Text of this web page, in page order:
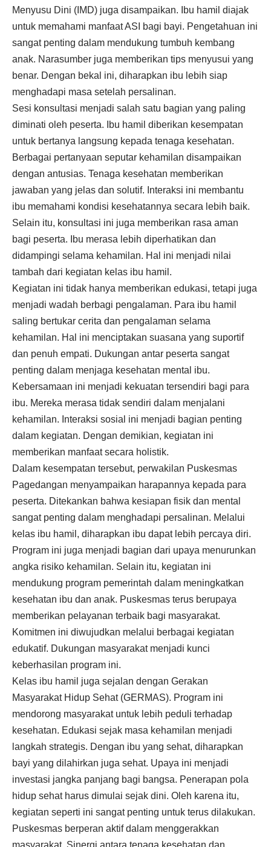
Menyusu Dini (IMD) juga disampaikan. Ibu hamil diajak
untuk memahami manfaat ASI bagi bayi. Pengetahuan ini
sangat penting dalam mendukung tumbuh kembang
anak. Narasumber juga memberikan tips menyusui yang
benar. Dengan bekal ini, diharapkan ibu lebih siap
menghadapi masa setelah persalinan.
Sesi konsultasi menjadi salah satu bagian yang paling
diminati oleh peserta. Ibu hamil diberikan kesempatan
untuk bertanya langsung kepada tenaga kesehatan.
Berbagai pertanyaan seputar kehamilan disampaikan
dengan antusias. Tenaga kesehatan memberikan
jawaban yang jelas dan solutif. Interaksi ini membantu
ibu memahami kondisi kesehatannya secara lebih baik.
Selain itu, konsultasi ini juga memberikan rasa aman
bagi peserta. Ibu merasa lebih diperhatikan dan
didampingi selama kehamilan. Hal ini menjadi nilai
tambah dari kegiatan kelas ibu hamil.
Kegiatan ini tidak hanya memberikan edukasi, tetapi juga
menjadi wadah berbagi pengalaman. Para ibu hamil
saling bertukar cerita dan pengalaman selama
kehamilan. Hal ini menciptakan suasana yang suportif
dan penuh empati. Dukungan antar peserta sangat
penting dalam menjaga kesehatan mental ibu.
Kebersamaan ini menjadi kekuatan tersendiri bagi para
ibu. Mereka merasa tidak sendiri dalam menjalani
kehamilan. Interaksi sosial ini menjadi bagian penting
dalam kegiatan. Dengan demikian, kegiatan ini
memberikan manfaat secara holistik.
Dalam kesempatan tersebut, perwakilan Puskesmas
Pagedangan menyampaikan harapannya kepada para
peserta. Ditekankan bahwa kesiapan fisik dan mental
sangat penting dalam menghadapi persalinan. Melalui
kelas ibu hamil, diharapkan ibu dapat lebih percaya diri.
Program ini juga menjadi bagian dari upaya menurunkan
angka risiko kehamilan. Selain itu, kegiatan ini
mendukung program pemerintah dalam meningkatkan
kesehatan ibu dan anak. Puskesmas terus berupaya
memberikan pelayanan terbaik bagi masyarakat.
Komitmen ini diwujudkan melalui berbagai kegiatan
edukatif. Dukungan masyarakat menjadi kunci
keberhasilan program ini.
Kelas ibu hamil juga sejalan dengan Gerakan
Masyarakat Hidup Sehat (GERMAS). Program ini
mendorong masyarakat untuk lebih peduli terhadap
kesehatan. Edukasi sejak masa kehamilan menjadi
langkah strategis. Dengan ibu yang sehat, diharapkan
bayi yang dilahirkan juga sehat. Upaya ini menjadi
investasi jangka panjang bagi bangsa. Penerapan pola
hidup sehat harus dimulai sejak dini. Oleh karena itu,
kegiatan seperti ini sangat penting untuk terus dilakukan.
Puskesmas berperan aktif dalam menggerakkan